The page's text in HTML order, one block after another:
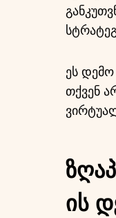
ეს
თქვენ
ის